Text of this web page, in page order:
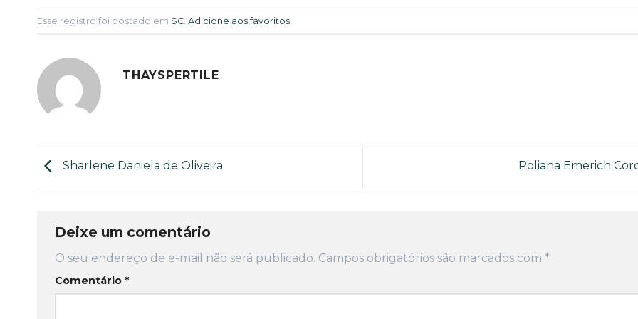
Esse registro foi postado em SC Adicione aos favoritos
THAYSPERTILE
Sharlene Daniela de Oliveira Poliana Emerich
Deixe um comentário
O seu endereço de e-mail não será publicado. Campos obrigatórios são marcados com *
Comentário *